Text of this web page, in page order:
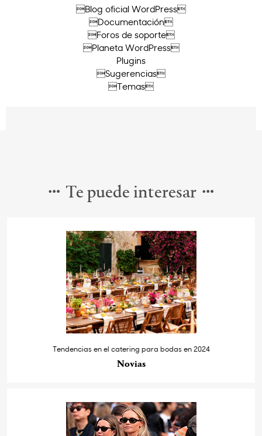
Blog oficial WordPress
Documentación
Foros de soporte
Planeta WordPress
Plugins
Sugerencias
Temas
Te puede interesar
Tendencias en el catering para bodas en 2024
Novias